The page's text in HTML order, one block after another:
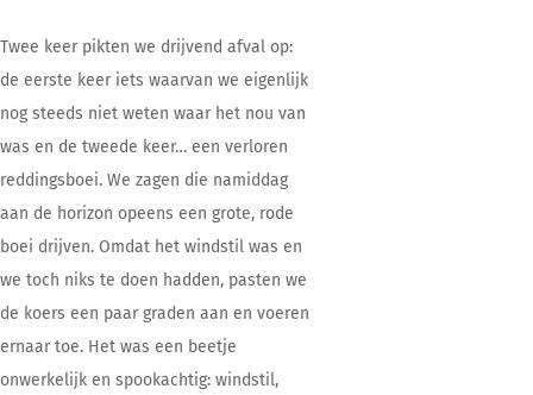
Twee keer pikten we drijvend afval op:
de eerste keer iets waarvan we eigenlijk
nog steeds niet weten waar het nou van
was en de tweede keer… een verloren
reddingsboei. We zagen die namiddag
aan de horizon opeens een grote, rode
boei drijven. Omdat het windstil was en
we toch niks te doen hadden, pasten we
de koers een paar graden aan en voeren
ernaar toe. Het was een beetje
onwerkelijk en spookachtig: windstil,